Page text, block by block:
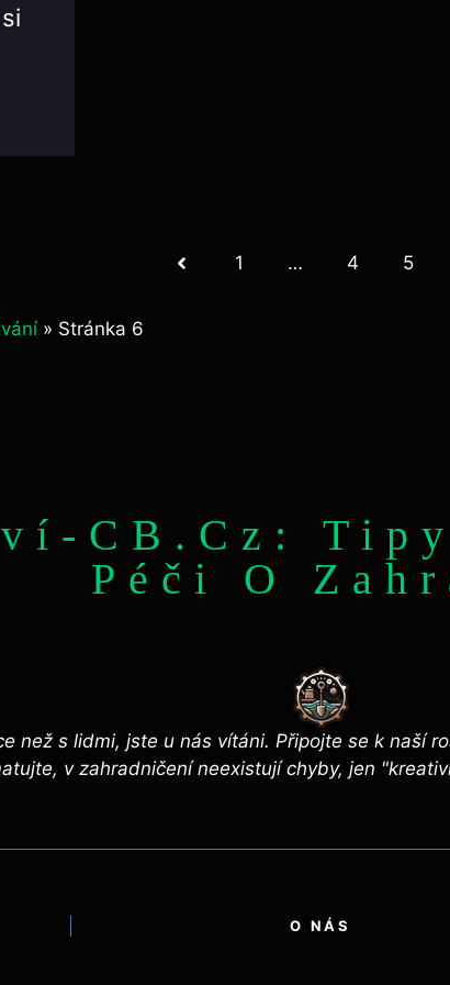
1 … 4 5
» Stránka 6
CB.cz:
Péči O
než s lidmi, jste u nás vítáni. Připojte se k naší
v zahradničení neexistují chyby, jen
O NÁS